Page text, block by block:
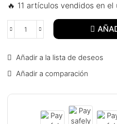
panel
panel
panel
🔥 11 artículos vendidos en
Añadir a la lista de deseos
Añadir a comparación